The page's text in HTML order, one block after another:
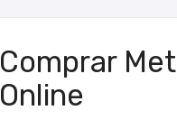
Comprar
Online